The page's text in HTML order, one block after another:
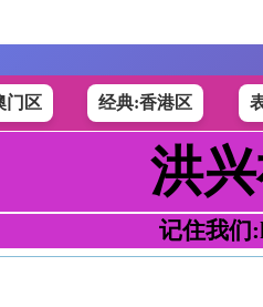
门区 经典:香港区
洪
记住我们